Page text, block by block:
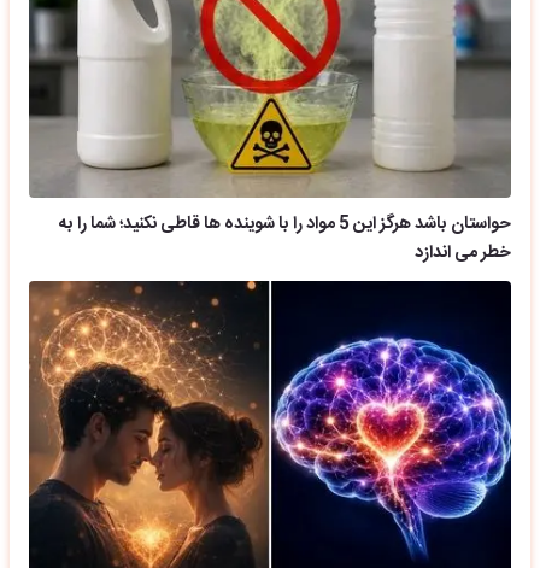
حواستان باشد هرگز این 5 مواد را با شوینده ها قاطی نکنید؛ شما را به
خطر می اندازد